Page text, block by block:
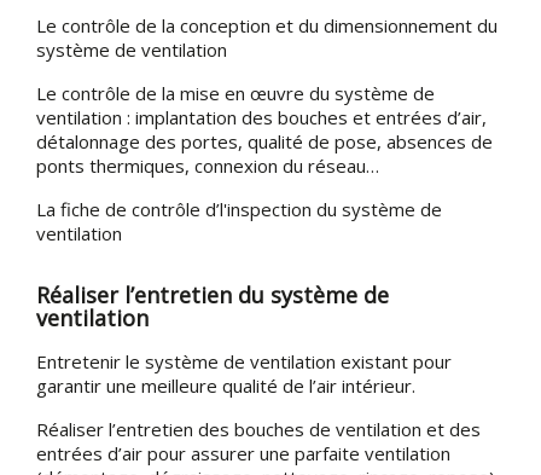
Le contrôle de la conception et du dimensionnement du
système de ventilation
Le contrôle de la mise en œuvre du système de
ventilation : implantation des bouches et entrées d’air,
détalonnage des portes, qualité de pose, absences de
ponts thermiques, connexion du réseau…
La fiche de contrôle d’l'inspection du système de
ventilation
Réaliser l’entretien du système de
ventilation
Entretenir le système de ventilation existant pour
garantir une meilleure qualité de l’air intérieur.
Réaliser l’entretien des bouches de ventilation et des
entrées d’air pour assurer une parfaite ventilation